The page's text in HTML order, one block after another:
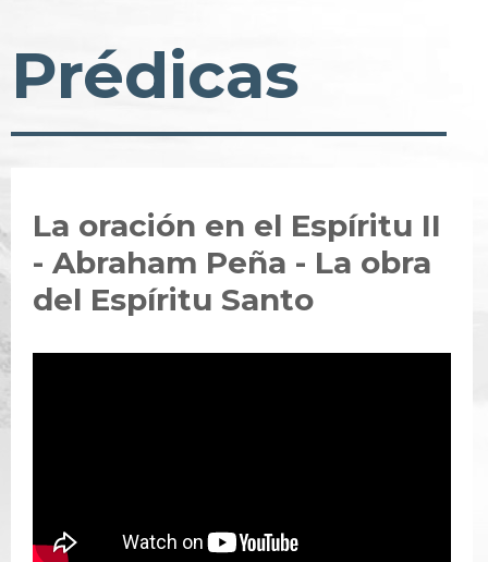
Prédicas
La oración en el Espíritu II
- Abraham Peña - La obra
del Espíritu Santo